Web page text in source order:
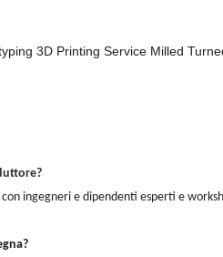
ingegneri e dipendenti esperti e